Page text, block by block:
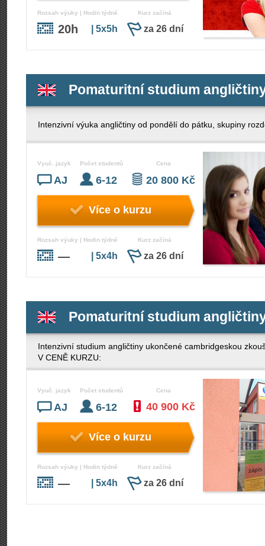
Rozsah výuky | Hodin týdně
20h | 5x5h
Kurz začíná
za 26 dní
Pomaturitní studium
Intenzivní výuka angličtiny od pondělí do pátku, skupiny
Vyuč. jazyk
AJ
Počet studentů
6-12
Cena
20 800 Kč
Více o kurzu
Rozsah výuky | Hodin týdně
— | 5x4h
Kurz začíná
za 26 dní
Pomaturitní studium
Intenzivní studium angličtiny ukončené cambridgeskou
V CENĚ KURZU:
Vyuč. jazyk
AJ
Počet studentů
6-12
Cena
40 900 Kč
Více o kurzu
Rozsah výuky | Hodin týdně
— | 5x4h
Kurz začíná
za 26 dní